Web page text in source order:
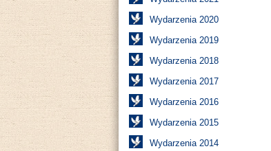
Wydarzenia 2020
Wydarzenia 2019
Wydarzenia 2018
Wydarzenia 2017
Wydarzenia 2016
Wydarzenia 2015
Wydarzenia 2014